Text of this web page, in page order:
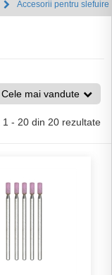
Accesorii pentru slefuire
Cele mai vandute
1 - 20 din 20 rezultate